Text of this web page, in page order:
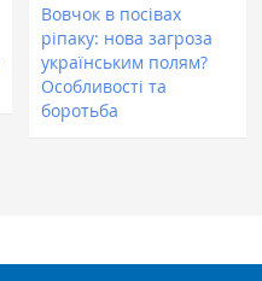
Вовчок в посівах
ріпаку: нова загроза
українським полям?
Особливості та
боротьба